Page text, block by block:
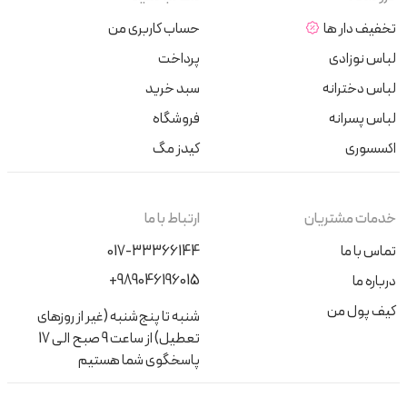
تخفیف دار ها
لباس نوزادی
لباس دخترانه
لباس پسرانه
اکسسوری
حساب کاربری من
پرداخت
سبد خرید
فروشگاه
کیدز مگ
خدمات مشتریان
تماس با ما
درباره ما
کیف پول من
ارتباط با ما
017-33366144
+989046196015
شنبه تا پنج‌شنبه (غیر از روزهای
تعطیل) از ساعت 9 صبح الی 17
پاسخگوی شما هستیم